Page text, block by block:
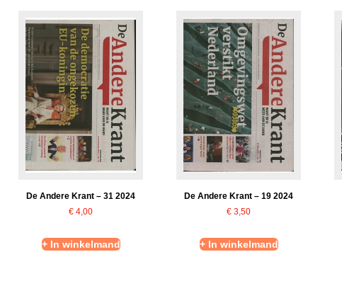
De Andere Krant – 31 2024
€ 4,00
+ In winkelmand
De Andere Krant – 19 2024
€ 3,50
+ In winkelmand